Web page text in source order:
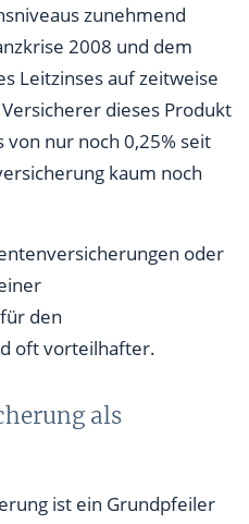
zunehmend
2008 und dem
Leitzinses auf zeitweise
dieses Produkt
nur noch 0,25% seit
kaum noch
oder
den
oft vorteilhafter.
als
ist ein Grundpfeiler